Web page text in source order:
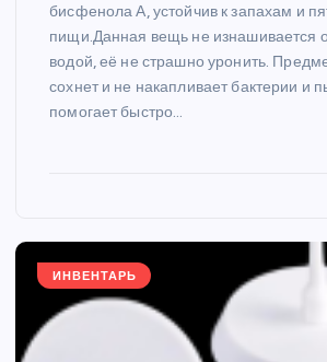
бисфенола А, устойчив к запахам и
пищи.Данная вещь не изнашивается
водой, её не страшно уронить.
сохнет и не накапливает бактерии и
помогает быстро…
ИНВЕНТАРЬ